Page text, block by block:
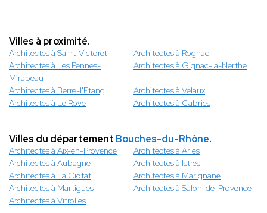
Villes à proximité.
Architectes à Saint-Victoret
Architectes à Rognac
Architectes à Les Pennes-
Mirabeau
Architectes à Gignac-la-Nerthe
Architectes à Berre-l'Etang
Architectes à Velaux
Architectes à Le Rove
Architectes à Cabries
Villes du département Bouches-du-Rhône.
Architectes à Aix-en-Provence
Architectes à Arles
Architectes à Aubagne
Architectes à Istres
Architectes à La Ciotat
Architectes à Marignane
Architectes à Martigues
Architectes à Salon-de-Provence
Architectes à Vitrolles